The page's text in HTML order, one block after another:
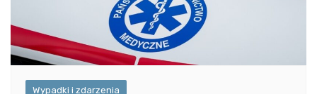
Wypadki i zdarzenia